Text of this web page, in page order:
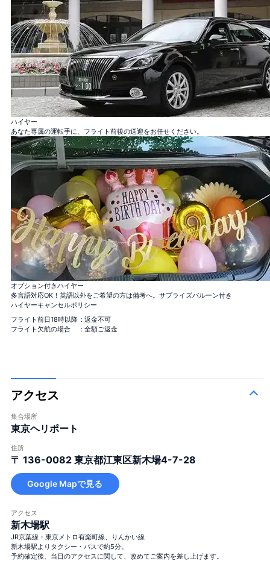
バラ100本花束
「100％の愛」
バラ12本花束
「結婚してください」
バラ40本花束
「真実の愛」
バラ108本花束
「結婚してください」
バラ99+1本花束
1本機内＋着陸後99本, サプライズ演出に！
バラ100本花束
バラ12本花束
「結婚してください」
バラ40本花束
「真実の愛」
大きな花束
ハイヤー
あなた専属の運転手に、フライト前後の送迎をお任せください。
オプション付きハイヤー
多言語対応OK！英語以外をご希望の方は備考へ。サプライズバルーン付き
ハイヤーキャンセルポリシー
フライト前日18時以降 : 返金不可
フライト欠航の場合
: 全額ご返金
アクセス
集合場所
東京ヘリポート
住所
〒 136-0082 東京都江東区新木場4-7-28
Google Mapで見る
アクセス
新木場駅
JR京葉線・東京メトロ有楽町線、りんかい線
新木場駅よりタクシー・バスで約5分。
予約確定後、当日のアクセスに関して、改めてご案内を差し上げます。